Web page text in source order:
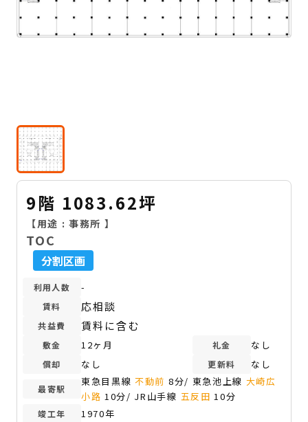
9階 1083.62坪
【用途 :事務所 】
TOC
分割区画
利用人数 -
賃料 応相談
共益費 賃料に含む
敷金 12ヶ月 礼金 なし
償却 なし 更新料 なし
最寄駅
東急目黒線不動前 8分/ 東急池上線 大崎広
小路 10分/ JR山手線 五反田 10分
竣工年 1970年